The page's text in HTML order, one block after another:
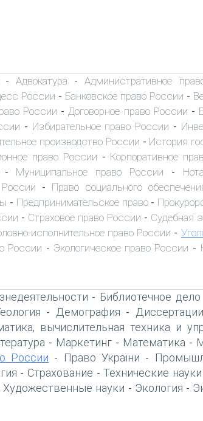
- Адвокатура -Административное
России - Банковское право России -
России - Договорное право России -
- Избирательное право России -
производство России - История
право России - Корпоративное
Муниципальное право России -
- Право социального
- Предпринимательское право-
- Страховое право России - Судебная
исполнительное право России -
России - Экологическое право России -
- Библиотечное дело
- Демография -
вычислительная техника и
- Маркетинг - Математика -
России - Право України -
- Страхование -Технические науки
Художественные науки - Экология -